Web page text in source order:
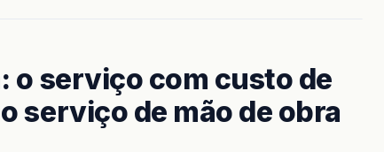
serviço com custo de
serviço de mão de obra